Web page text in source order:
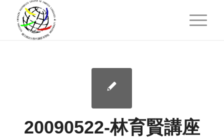
20090522-林育賢講座